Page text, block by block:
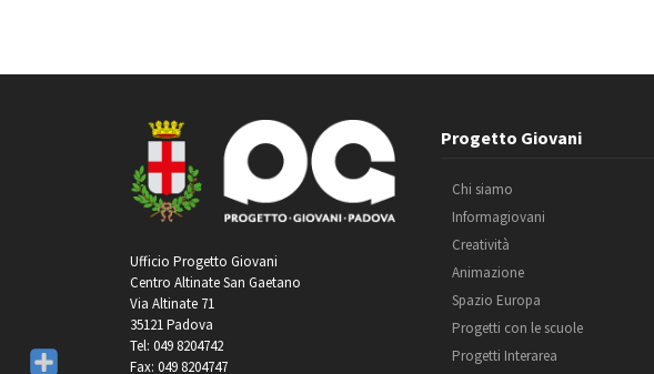
Ufficio Progetto Giovani
Centro Altinate San Gaetano
Via Altinate 71
35121 Padova
Tel: 049 8204742
Fax: 049 8204747
Progetto Giovani
Chi siamo
Informagiovani
Creatività
Animazione
Spazio Europa
Progetti con le scuole
Progetti Interarea